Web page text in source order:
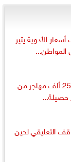
الأدوية يثير
المواطن...
”الداخلية” الإسبانية: إعادة 25 ألف مهاجر من
حصيلة...
التعليقي لحين